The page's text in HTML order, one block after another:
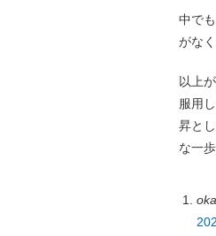
中で
がな
以上
服用
昇と
な一